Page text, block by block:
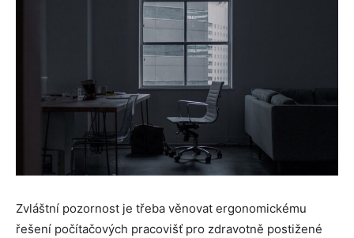
Zvláštní pozornost je třeba věnovat ergonomickému
řešení počítačových pracovišť pro zdravotně postižené